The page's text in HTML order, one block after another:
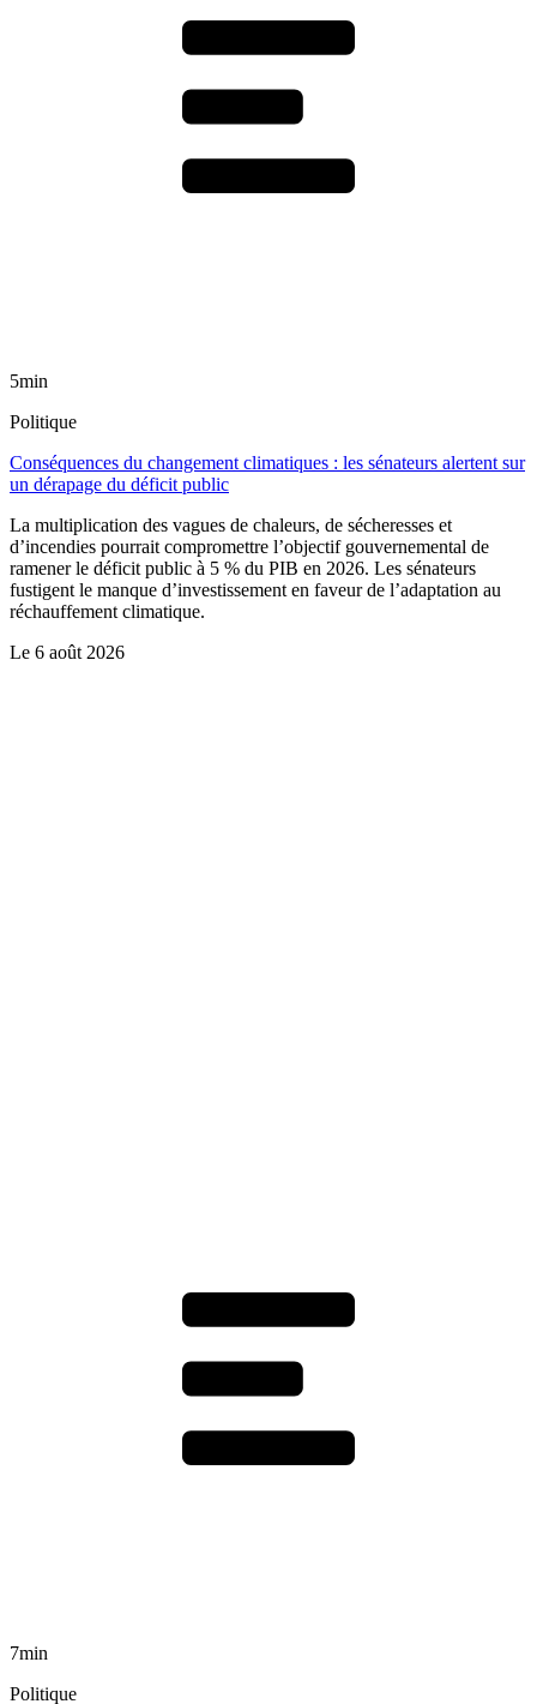
5min
Politique
Conséquences du changement climatiques : les sénateurs alertent sur
un dérapage du déficit public
La multiplication des vagues de chaleurs, de sécheresses et
d’incendies pourrait compromettre l’objectif gouvernemental de
ramener le déficit public à 5 % du PIB en 2026. Les sénateurs
fustigent le manque d’investissement en faveur de l’adaptation au
réchauffement climatique.
Le 6 août 2026
7min
Politique